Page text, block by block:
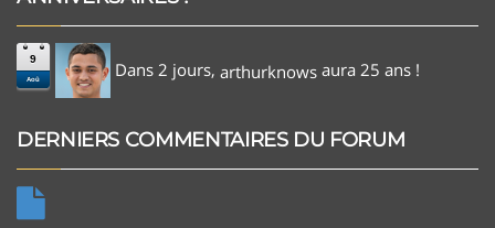
9
Aoû Dans 2 jours, arthurknows aura 25 ans !
DERNIERS COMMENTAIRES DU FORUM